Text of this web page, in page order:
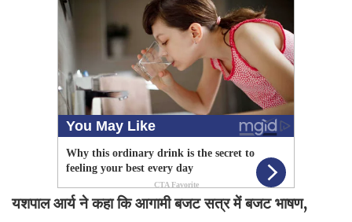
यशपाल आर्य ने कहा कि आगामी बजट सत्र में बजट भाषण,